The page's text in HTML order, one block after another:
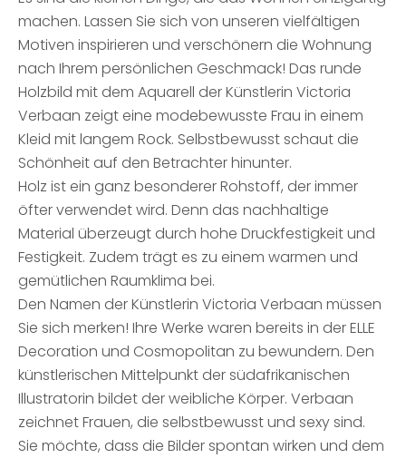
machen. Lassen Sie sich von unseren vielfältigen
Motiven inspirieren und verschönern die Wohnung
nach Ihrem persönlichen Geschmack! Das runde
Holzbild mit dem Aquarell der Künstlerin Victoria
Verbaan zeigt eine modebewusste Frau in einem
Kleid mit langem Rock. Selbstbewusst schaut die
Schönheit auf den Betrachter hinunter.
Holz ist ein ganz besonderer Rohstoff, der immer
öfter verwendet wird. Denn das nachhaltige
Material überzeugt durch hohe Druckfestigkeit und
Festigkeit. Zudem trägt es zu einem warmen und
gemütlichen Raumklima bei.
Den Namen der Künstlerin Victoria Verbaan müssen
Sie sich merken! Ihre Werke waren bereits in der ELLE
Decoration und Cosmopolitan zu bewundern. Den
künstlerischen Mittelpunkt der südafrikanischen
Illustratorin bildet der weibliche Körper. Verbaan
zeichnet Frauen, die selbstbewusst und sexy sind.
Sie möchte, dass die Bilder spontan wirken und dem